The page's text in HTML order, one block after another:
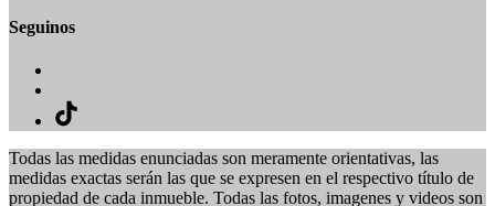
Seguinos
Todas las medidas enunciadas son meramente orientativas, las
medidas exactas serán las que se expresen en el respectivo título de
propiedad de cada inmueble. Todas las fotos, imagenes y videos son